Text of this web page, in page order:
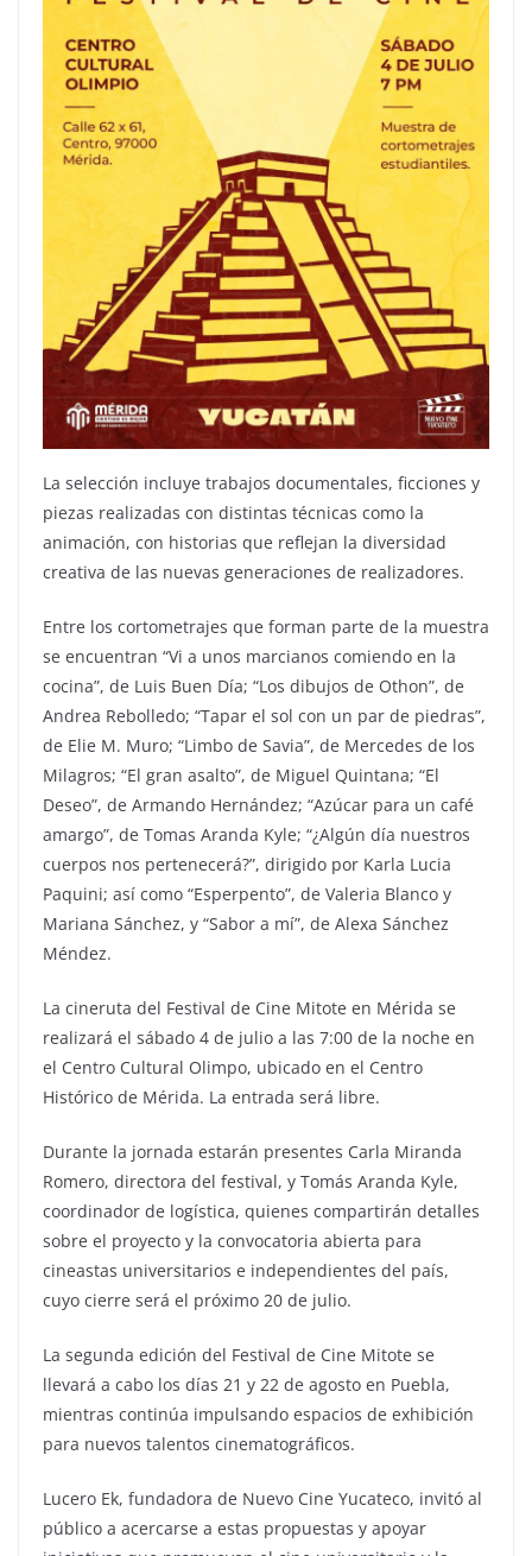
La selección incluye trabajos documentales, ficciones y
piezas realizadas con distintas técnicas como la
animación, con historias que reflejan la diversidad
creativa de las nuevas generaciones de realizadores.
Entre los cortometrajes que forman parte de la muestra
se encuentran “Vi a unos marcianos comiendo en la
cocina”, de Luis Buen Día; “Los dibujos de Othon”, de
Andrea Rebolledo; “Tapar el sol con un par de piedras”,
de Elie M. Muro; “Limbo de Savia”, de Mercedes de los
Milagros; “El gran asalto”, de Miguel Quintana; “El
Deseo”, de Armando Hernández; “Azúcar para un café
amargo”, de Tomas Aranda Kyle; “¿Algún día nuestros
cuerpos nos pertenecerá?”, dirigido por Karla Lucia
Paquini; así como “Esperpento”, de Valeria Blanco y
Mariana Sánchez, y “Sabor a mí”, de Alexa Sánchez
Méndez.
La cineruta del Festival de Cine Mitote en Mérida se
realizará el sábado 4 de julio a las 7:00 de la noche en
el Centro Cultural Olimpo, ubicado en el Centro
Histórico de Mérida. La entrada será libre.
Durante la jornada estarán presentes Carla Miranda
Romero, directora del festival, y Tomás Aranda Kyle,
coordinador de logística, quienes compartirán detalles
sobre el proyecto y la convocatoria abierta para
cineastas universitarios e independientes del país,
cuyo cierre será el próximo 20 de julio.
La segunda edición del Festival de Cine Mitote se
llevará a cabo los días 21 y 22 de agosto en Puebla,
mientras continúa impulsando espacios de exhibición
para nuevos talentos cinematográficos.
Lucero Ek, fundadora de Nuevo Cine Yucateco, invitó al
público a acercarse a estas propuestas y apoyar